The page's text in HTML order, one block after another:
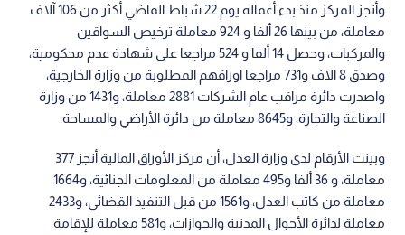
وأنجز المركز منذ بدء أعماله يوم 22 شباط الماضي أكثر من 106 آلاف
معاملة، من بينها 26 ألفا و 924 معاملة ترخيص السواقين
والمركبات، وحصل 14 ألفا و 524 مراجعا على شهادة عدم محكومية،
وصدق 8 الاف و731 مراجعا اوراقهم المطلوبة من وزارة الخارجية،
واصدرت دائرة مراقب عام الشركات 2881 معاملة، و1431 من وزارة
الصناعة والتجارة، و8645 معاملة من دائرة الأراضي والمساحة.
وبينت الأرقام لدى وزارة العدل، أن مركز الأوراق المالية أنجز 377
معاملة، و 36 ألفا و495 معاملة من المعلومات الجنائية، و1664
معاملة من كاتب العدل، و1561 من قبل التنفيذ القضائي، و2433
معاملة لدائرة الأحوال المدنية والجوازات، و581 معاملة للإقامة